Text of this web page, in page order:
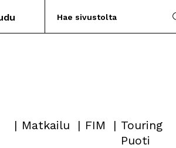
Matkailu FIM
Touring
Puoti